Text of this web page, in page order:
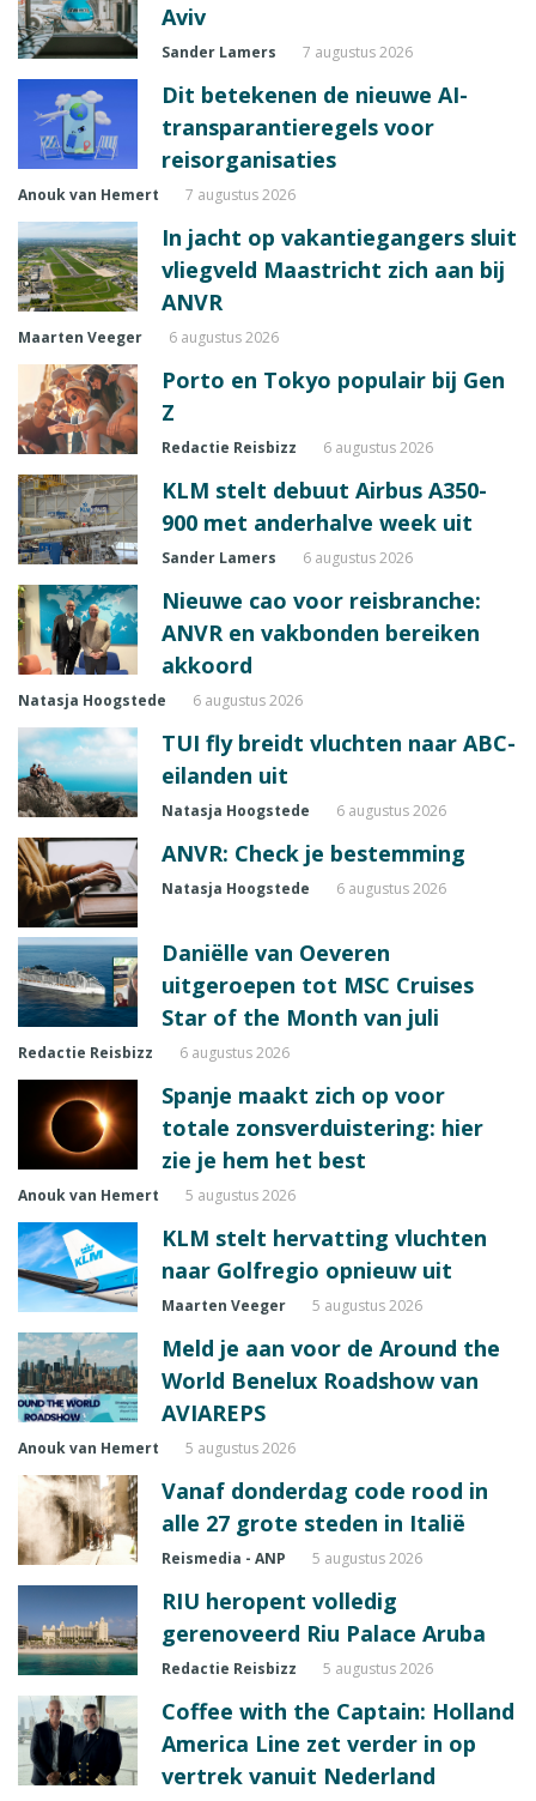
Aviv
Sander Lamers 7 augustus 2026
Dit betekenen de nieuwe AI-
transparantieregels voor
reisorganisaties
Anouk van Hemert 7 augustus 2026
In jacht op vakantiegangers sluit
vliegveld Maastricht zich aan bij
ANVR
Maarten Veeger 6 augustus 2026
Porto en Tokyo populair bij Gen
Z
Redactie Reisbizz 6 augustus 2026
KLM stelt debuut Airbus A350-
900 met anderhalve week uit
Sander Lamers 6 augustus 2026
Nieuwe cao voor reisbranche:
ANVR en vakbonden bereiken
akkoord
Natasja Hoogstede 6 augustus 2026
TUI fly breidt vluchten naar ABC-
eilanden uit
Natasja Hoogstede 6 augustus 2026
ANVR: Check je bestemming
Natasja Hoogstede 6 augustus 2026
Daniëlle van Oeveren
uitgeroepen tot MSC Cruises
Star of the Month van juli
Redactie Reisbizz 6 augustus 2026
Spanje maakt zich op voor
totale zonsverduistering: hier
zie je hem het best
Anouk van Hemert 5 augustus 2026
KLM stelt hervatting vluchten
naar Golfregio opnieuw uit
Maarten Veeger 5 augustus 2026
Meld je aan voor de Around the
World Benelux Roadshow van
AVIAREPS
Anouk van Hemert 5 augustus 2026
Vanaf donderdag code rood in
alle 27 grote steden in Italië
Reismedia - ANP 5 augustus 2026
RIU heropent volledig
gerenoveerd Riu Palace Aruba
Redactie Reisbizz 5 augustus 2026
Coffee with the Captain: Holland
America Line zet verder in op
vertrek vanuit Nederland